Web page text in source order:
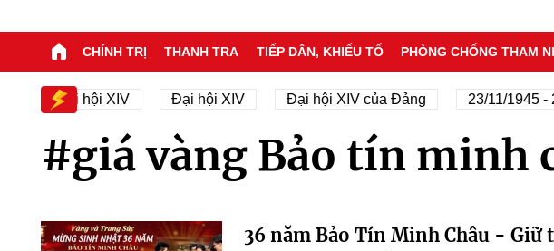
CHÍNH TRỊ THANH TRA TIẾP DÂN, KHIẾU TỐ PHÒNG CHỐNG THAM
sự Đại hội XIV Đại hội XIV Đại hội XIV của Đảng 23/11/1945 -
#giá vàng Bảo tín minh
36 năm Bảo Tín Minh Châu -